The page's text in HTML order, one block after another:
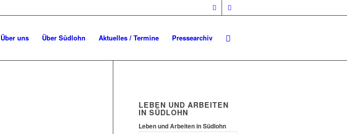
Über uns Über Südlohn Aktuelles / Termine Pressearchiv
LEBEN UND ARBEITEN
IN SÜDLOHN
Leben und Arbeiten in Südlohn